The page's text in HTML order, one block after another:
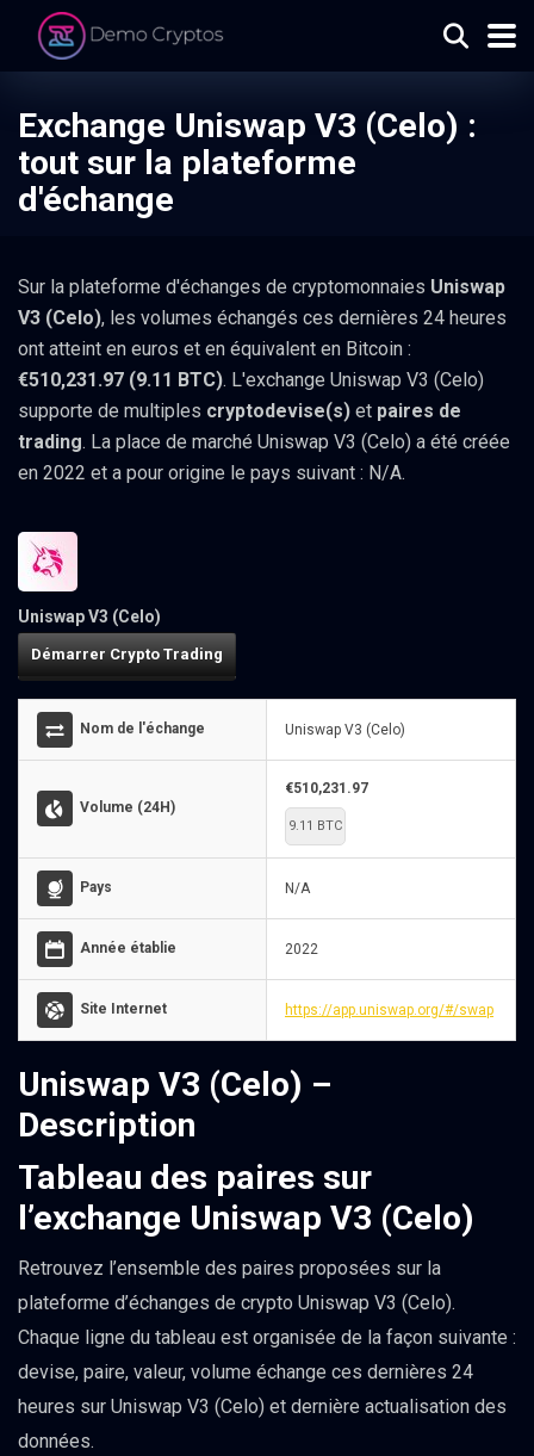
Exchange Uniswap V3 (Celo) :
tout sur la plateforme
d'échange
Sur la plateforme d'échanges de cryptomonnaies Uniswap
V3 (Celo), les volumes échangés ces dernières 24 heures
ont atteint en euros et en équivalent en Bitcoin :
€510,231.97 (9.11 BTC). L'exchange Uniswap V3 (Celo)
supporte de multiples cryptodevise(s) et paires de
trading. La place de marché Uniswap V3 (Celo) a été créée
en 2022 et a pour origine le pays suivant : N/A.
Uniswap V3 (Celo)
Démarrer Crypto Trading
Nom de l'échange Uniswap V3 (Celo)
Volume (24H)
€510,231.97
9.11 BTC
Pays N/A
Année établie 2022
Site Internet https://app.uniswap.org/#/swap
Uniswap V3 (Celo) –
Description
Tableau des paires sur
l’exchange Uniswap V3 (Celo)
Retrouvez l’ensemble des paires proposées sur la
plateforme d’échanges de crypto Uniswap V3 (Celo).
Chaque ligne du tableau est organisée de la façon suivante :
devise, paire, valeur, volume échange ces dernières 24
heures sur Uniswap V3 (Celo) et dernière actualisation des
données.